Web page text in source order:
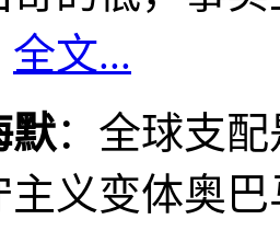
全文...
默：全球支
主义变体奥